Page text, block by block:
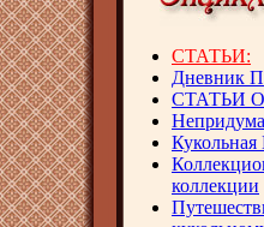
СТАТЬИ:
Дневник
СТАТЬИ
коллекции